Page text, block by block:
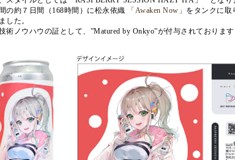
の約７日間（ 168時間）に松永依織 「 Awaken Now 」 をタンクに取
した。
術ノウハウの証として、”Matured by Onkyo”が付与されております